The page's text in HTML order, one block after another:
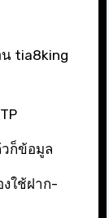
tia8king
ก็ข้อมูล
ใช้ฝาก-